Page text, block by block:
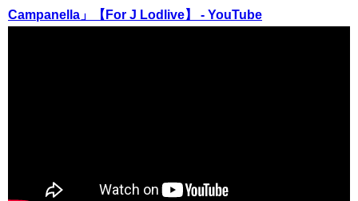
Campanella」【For J Lodlive】 - YouTube